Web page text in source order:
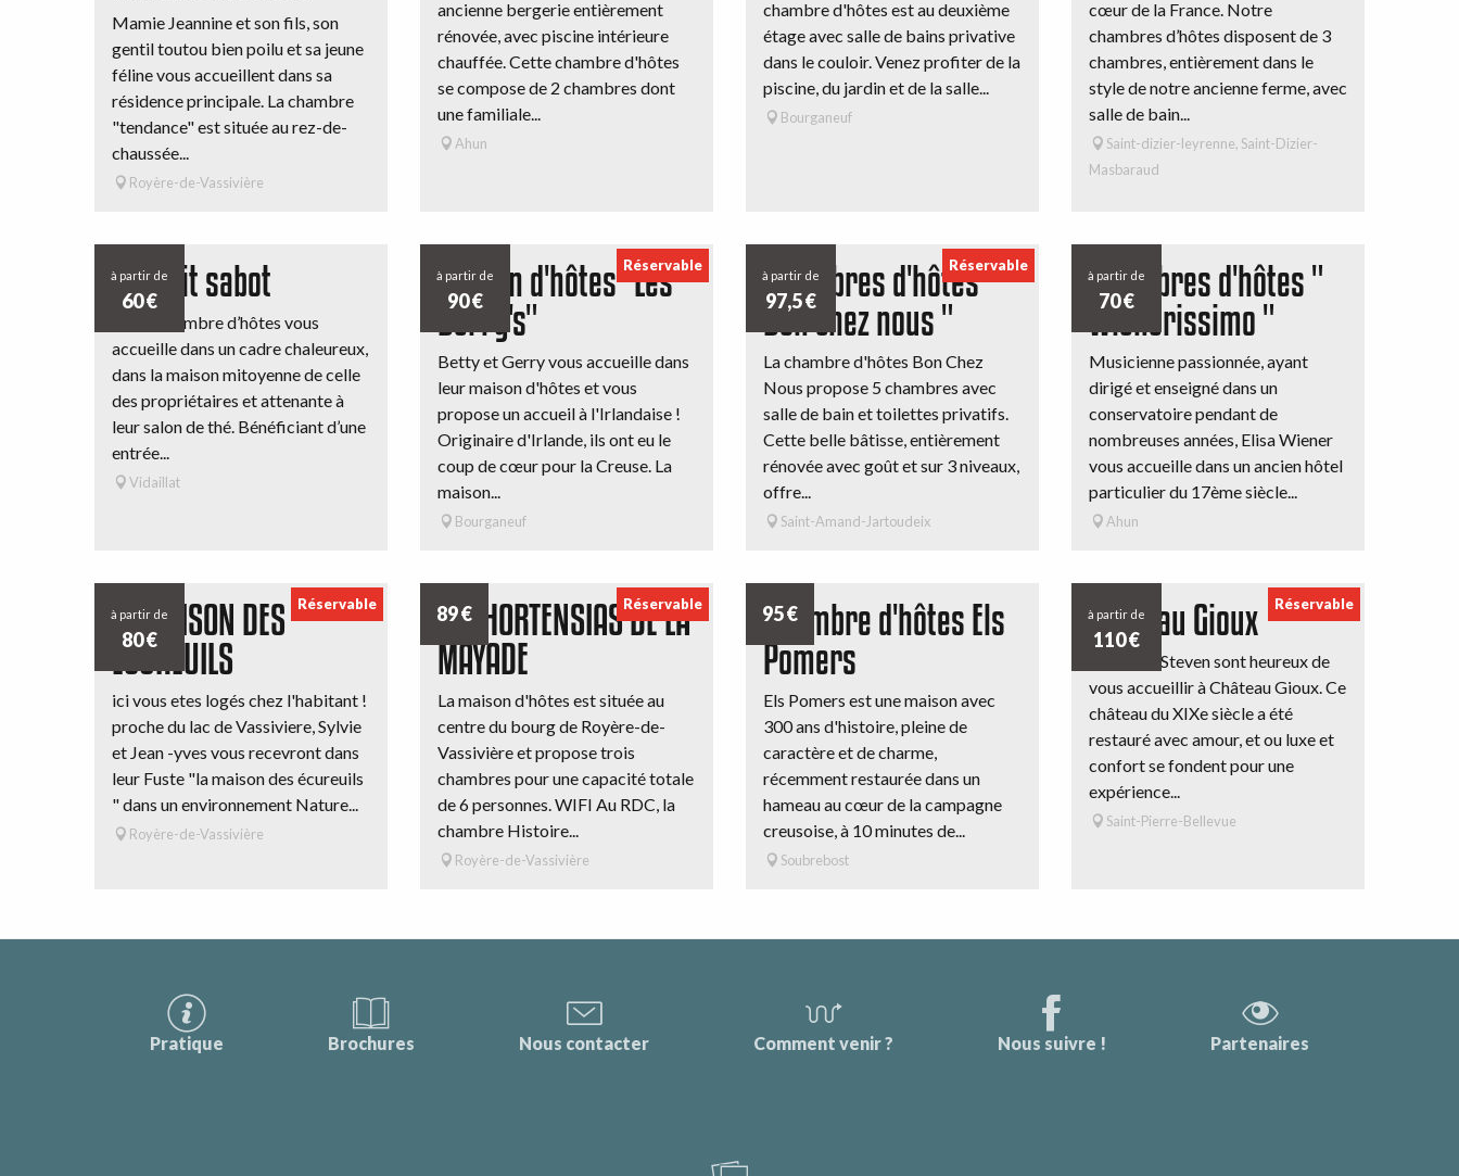
Mamie Jeannine et son fils, son
gentil toutou bien poilu et sa jeune
féline vous accueillent dans sa
résidence principale. La chambre
"tendance" est située au rez-de-
chaussée...
Royère-de-Vassivière
ancienne bergerie entièrement
rénovée, avec piscine intérieure
chauffée. Cette chambre d'hôtes
se compose de 2 chambres dont
une familiale...
Ahun
chambre d'hôtes est au deuxième
étage avec salle de bains privative
dans le couloir. Venez profiter de la
piscine, du jardin et de la salle...
Bourganeuf
cœur de la France. Notre
chambres d’hôtes disposent de 3
chambres, entièrement dans le
style de notre ancienne ferme, avec
salle de bain...
Saint-dizier-leyrenne, Saint-Dizier-
Masbaraud
à partir de
60€
Le petit sabot
Cette chambre d’hôtes vous
accueille dans un cadre chaleureux,
dans la maison mitoyenne de celle
des propriétaires et attenante à
leur salon de thé. Bénéficiant d’une
entrée...
Vidaillat
à partir de
90€
Maison d'hôtes "Les
Berry's"
Betty et Gerry vous accueille dans
leur maison d'hôtes et vous
propose un accueil à l'Irlandaise !
Originaire d'Irlande, ils ont eu le
coup de cœur pour la Creuse. La
maison...
Bourganeuf
Réservable
à partir de
97,5€
Chambres d'hôtes "
Bon chez nous "
La chambre d'hôtes Bon Chez
Nous propose 5 chambres avec
salle de bain et toilettes privatifs.
Cette belle bâtisse, entièrement
rénovée avec goût et sur 3 niveaux,
offre...
Saint-Amand-Jartoudeix
Réservable
à partir de
70€
Chambres d'hôtes "
Wienerissimo "
Musicienne passionnée, ayant
dirigé et enseigné dans un
conservatoire pendant de
nombreuses années, Elisa Wiener
vous accueille dans un ancien hôtel
particulier du 17ème siècle...
Ahun
à partir de
80€
LA MAISON DES
ECUREUILS
ici vous etes logés chez l'habitant !
proche du lac de Vassiviere, Sylvie
et Jean -yves vous recevront dans
leur Fuste "la maison des écureuils
" dans un environnement Nature...
Royère-de-Vassivière
Réservable 89€
LES HORTENSIAS DE LA
MAYADE
La maison d'hôtes est située au
centre du bourg de Royère-de-
Vassivière et propose trois
chambres pour une capacité totale
de 6 personnes. WIFI Au RDC, la
chambre Histoire...
Royère-de-Vassivière
Réservable 95€
Chambre d'hôtes Els
Pomers
Els Pomers est une maison avec
300 ans d'histoire, pleine de
caractère et de charme,
récemment restaurée dans un
hameau au cœur de la campagne
creusoise, à 10 minutes de...
Soubrebost
à partir de
110€
Chateau Gioux
Sabine et Steven sont heureux de
vous accueillir à Château Gioux. Ce
château du XIXe siècle a été
restauré avec amour, et ou luxe et
confort se fondent pour une
expérience...
Saint-Pierre-Bellevue
Réservable
Pratique Brochures Nous contacter Comment venir ? Nous suivre ! Partenaires